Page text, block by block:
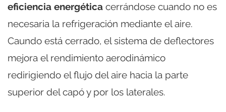
eficiencia energética cerrándose cuando no es
necesaria la refrigeración mediante el aire.
Caundo está cerrado, el sistema de deflectores
mejora el rendimiento aerodinámico
redirigiendo el flujo del aire hacia la parte
superior del capó y por los laterales.